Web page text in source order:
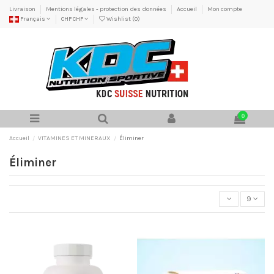
Livraison Mentions légales - protection des données Accueil
Mon compte
Français
CHF CHF Wishlist (0)
0
Accueil VITAMINES ET MINERAUX Éliminer
Éliminer
9